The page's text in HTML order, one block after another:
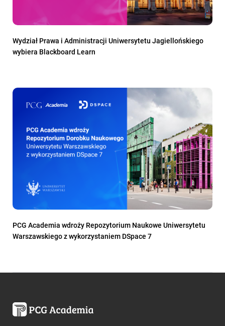
Wydział Prawa i Administracji Uniwersytetu Jagiellońskiego
wybiera Blackboard Learn
PCG Academia wdroży Repozytorium Naukowe Uniwersytetu
Warszawskiego z wykorzystaniem DSpace 7